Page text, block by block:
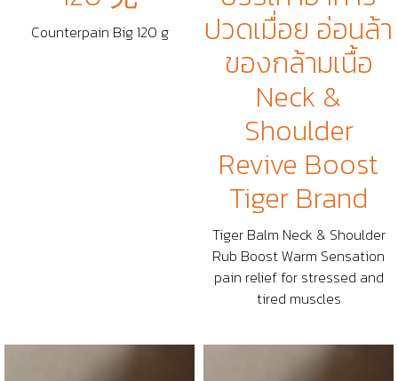
Counterpain Big 120 g ปวดเมื่อย อ่อนล้า
ของกล้ามเนื้อ
Neck &
Shoulder
Revive Boost
Tiger Brand
Tiger Balm Neck & Shoulder
Rub Boost Warm Sensation
pain relief for stressed and
tired muscles